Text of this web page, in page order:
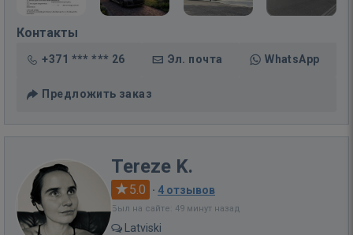
Контакты
+371 *** *** 26 Эл. почта WhatsApp
Предложить заказ
Tereze K.
5.0 · 4 отзывов
Был на сайте: 49 минут назад
Latviski